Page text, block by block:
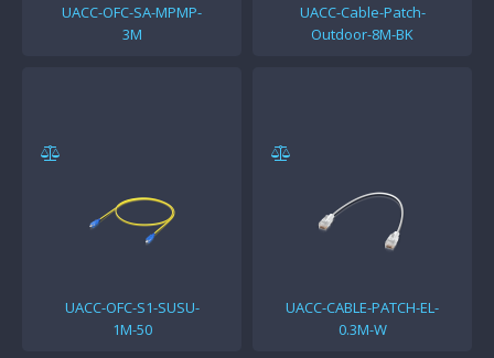
UACC-OFC-SA-MPMP-
3M
UACC-Cable-Patch-
Outdoor-8M-BK
UACC-OFC-S1-SUSU-
1M-50
UACC-CABLE-PATCH-EL-
0.3M-W